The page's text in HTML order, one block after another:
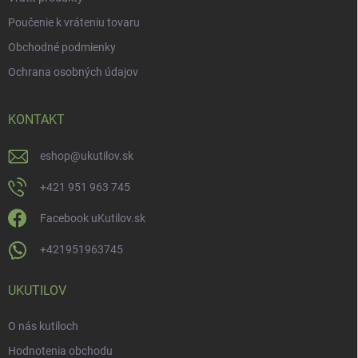
Poučenie k vráteniu tovaru
Obchodné podmienky
Ochrana osobných údajov
KONTAKT
eshop@ukutilov.sk
+421 951 963 745
Facebook uKutilov.sk
+421951963745
UKUTILOV
O nás kutiloch
Hodnotenia obchodu